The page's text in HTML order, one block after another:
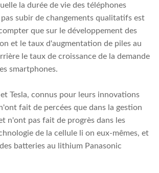
la durée de vie des téléphones
subir de changements qualitatifs est
que sur le développement des
et le taux d'augmentation de piles au
le taux de croissance de la demande
smartphones.
Tesla, connus pour leurs innovations
fait de percées que dans la gestion
n'ont pas fait de progrès dans les
de la cellule li on eux-mêmes, et
batteries au lithium Panasonic